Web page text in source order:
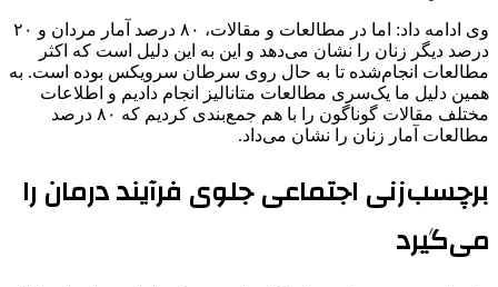
وی ادامه داد: اما در مطالعات و مقالات، ۸۰ درصد آمار مردان و ۲۰
درصد دیگر زنان را نشان می‌دهد و این به این دلیل است که اکثر
مطالعات انجام‌شده تا به حال روی سرطان سرویکس بوده است. به
همین دلیل ما یک‌سری مطالعات متانالیز انجام دادیم و اطلاعات
مختلف مقالات گوناگون را با هم جمع‌بندی کردیم که ۸۰ درصد
مطالعات آمار زنان را نشان می‌داد.
برچسب‌زنی اجتماعی جلوی فرآیند درمان را
می‌گیرد